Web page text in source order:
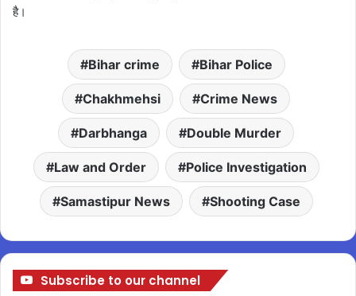
है।
Bihar crime Bihar Police
Chakhmehsi Crime News
Darbhanga Double Murder
Law and Order Police Investigation
Samastipur News Shooting Case
Subscribe to our channel